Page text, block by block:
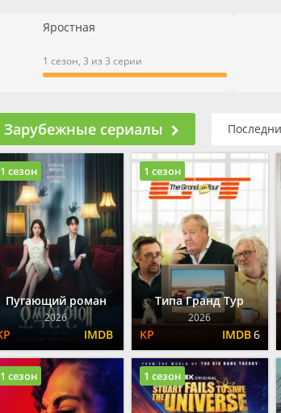
Детские
Яростная
1 сезон, 3 из 3 серии
Зарубежные сериалы
Пугающий роман
2026
1 сезон
Типа Гранд Тур
2026
6
1 сезон
1 сезон 1 сезон